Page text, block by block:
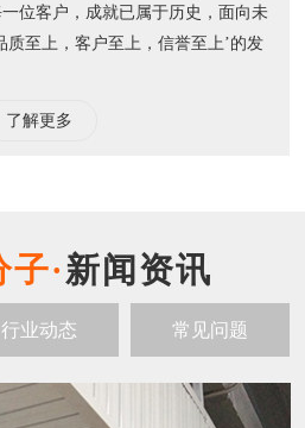
位客户，成就已属于历史，面向未
质至上，客户至上，信誉至上’的发
了解更多
新闻资讯
行业动态 常见问题